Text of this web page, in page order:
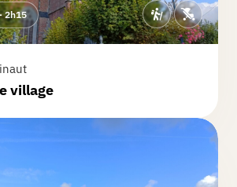
C.
réalisée le 09/07/2025
balade en nature. Juste un
un peu plus difficile à trouver
réalisée le 22/09/2025
2h15
village